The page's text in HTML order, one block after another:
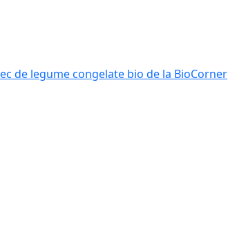
de legume congelate bio de la BioCorner